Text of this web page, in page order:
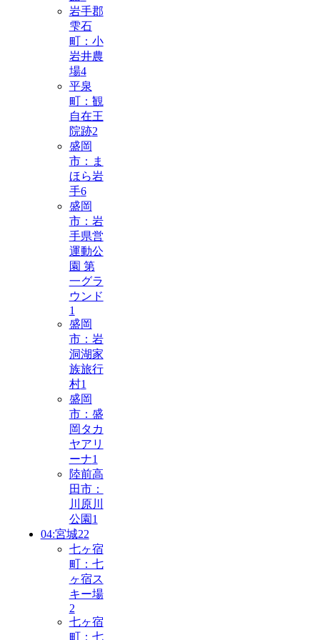
岩手郡
雫石
町：小
岩井農
場4
平泉
町：観
自在王
院跡2
盛岡
市：ま
ほら岩
手6
盛岡
市：岩
手県営
運動公
園 第
一グラ
ウンド
1
盛岡
市：岩
洞湖家
族旅行
村1
盛岡
市：盛
岡タカ
ヤアリ
ーナ1
陸前高
田市：
川原川
公園 1
04:宮城22
七ヶ宿
町：七
ヶ宿ス
キー場
2
七ヶ宿
町：七